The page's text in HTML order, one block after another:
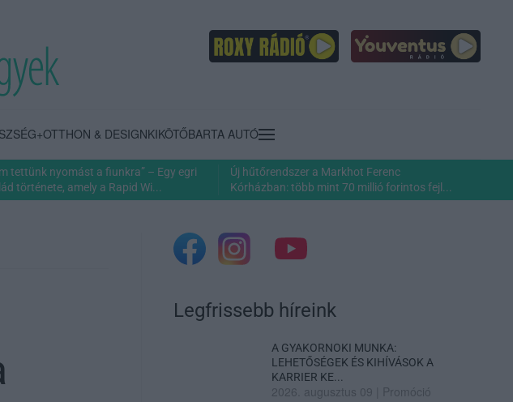
OTTHON & DESIGNKIKÖTŐBARTA AUTÓ
tettünk nyomást a fiunkra” – Egy egri
története, amely a Rapid Wi...
Új hűtőrendszer a Markhot Ferenc
Kórházban: több mint 70 millió forintos fejl...
Legfrissebb híreink
A GYAKORNOKI MUNKA:
LEHETŐSÉGEK ÉS KIHÍVÁSOK A
KARRIER KE...
2026. augusztus 09 Promóció